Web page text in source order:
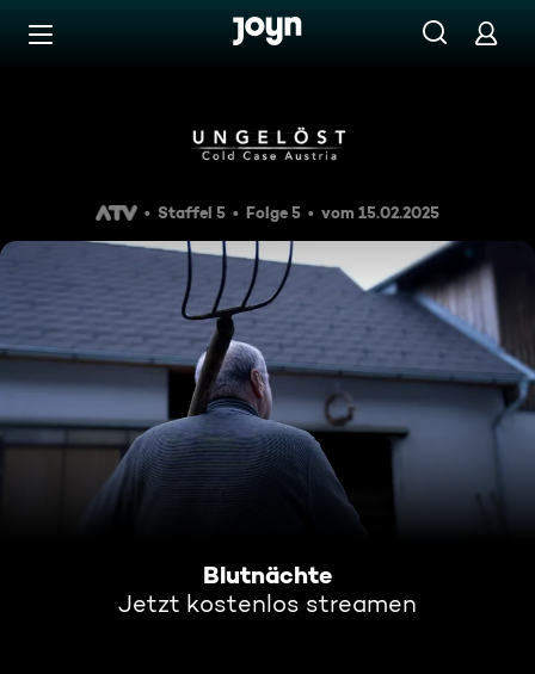
Zum Inhalt springen
Blutnächte
Staffel 5 Folge 5 vom 15.02.2025
Blutnächte
Jetzt kostenlos streamen